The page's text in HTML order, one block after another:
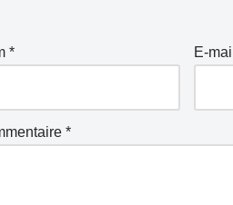
* E-mail
*